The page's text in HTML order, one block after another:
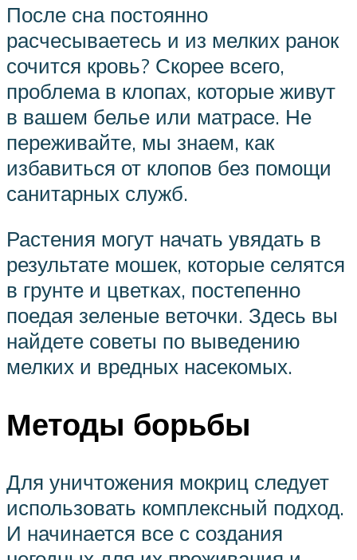
После сна постоянно
расчесываетесь и из мелких ранок
сочится кровь? Скорее всего,
проблема в клопах, которые живут
в вашем белье или матрасе. Не
переживайте, мы знаем, как
избавиться от клопов без помощи
санитарных служб.
Растения могут начать увядать в
результате мошек, которые селятся
в грунте и цветках, постепенно
поедая зеленые веточки. Здесь вы
найдете советы по выведению
мелких и вредных насекомых.
Методы борьбы
Для уничтожения мокриц следует
использовать комплексный подход.
И начинается все с создания